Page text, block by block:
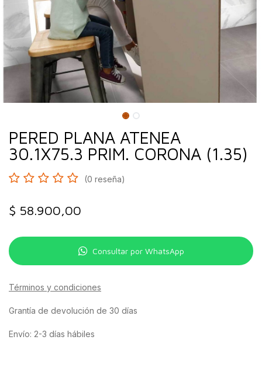
PERED PLANA ATENEA
30.1X75.3 PRIM. CORONA (1.35)
(0 reseña)
$ 58.900,00
Consultar por WhatsApp
Términos y condiciones
Grantía de devolución de 30 días
Envío: 2-3 días hábiles